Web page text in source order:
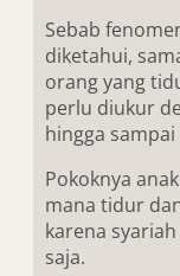
Sebab
diketahui,
orang yang
perlu diukur
hingga sampai
Pokoknya
mana tidur
karena
saja.